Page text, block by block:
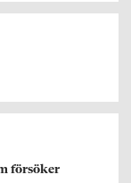
försöker